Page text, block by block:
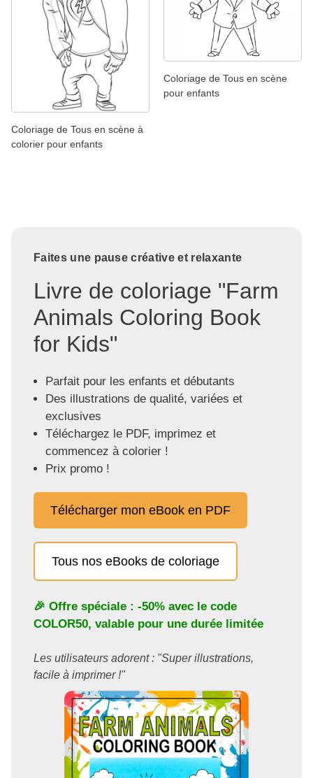
Coloriage de Tous en scène à
colorier pour enfants
Coloriage de Tous en scène
pour enfants
Faites une pause créative et relaxante
Livre de coloriage "Farm
Animals Coloring Book
for Kids"
Parfait pour les enfants et débutants
Des illustrations de qualité, variées et
exclusives
Téléchargez le PDF, imprimez et
commencez à colorier !
Prix promo !
Télécharger mon eBook en PDF
Tous nos eBooks de coloriage
🎉 Offre spéciale : -50% avec le code
COLOR50, valable pour une durée limitée
Les utilisateurs adorent : "Super illustrations,
facile à imprimer !"